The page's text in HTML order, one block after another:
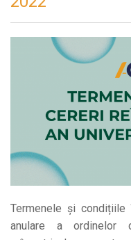
Termenele și
anulare a ordinelor